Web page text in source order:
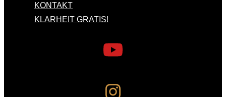
KONTAKT
KLARHEIT GRATIS!